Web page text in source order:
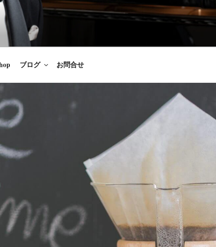
きることは喜びも悲しみもわ
「いのちの歌」をお届けしま
ブログ お問合せ